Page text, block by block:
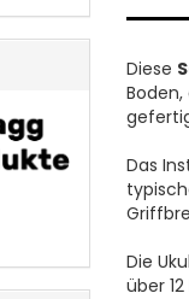
Diese
Das
Die
über